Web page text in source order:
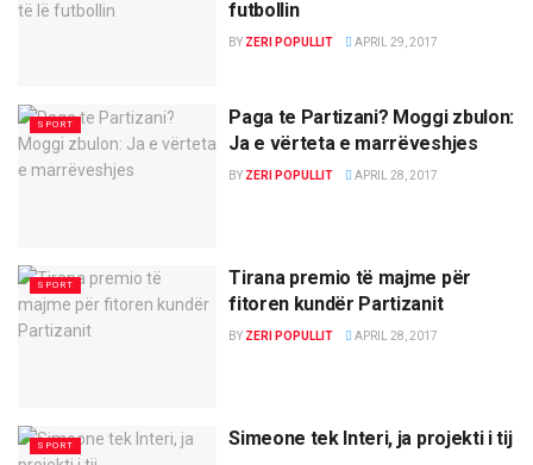
futbollin
BY ZERI POPULLIT APRIL 29, 2017
SPORT
Paga te Partizani? Moggi zbulon:
Ja e vërteta e marrëveshjes
BY ZERI POPULLIT APRIL 28, 2017
SPORT
Tirana premio të majme për
fitoren kundër Partizanit
BY ZERI POPULLIT APRIL 28, 2017
SPORT Simeone tek Interi, ja projekti i tij